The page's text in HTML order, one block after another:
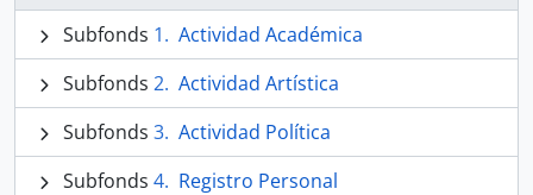
Subfonds
Actividad Académica
Subfonds
Actividad Artística
Subfonds
Actividad Política
Subfonds
Registro Personal